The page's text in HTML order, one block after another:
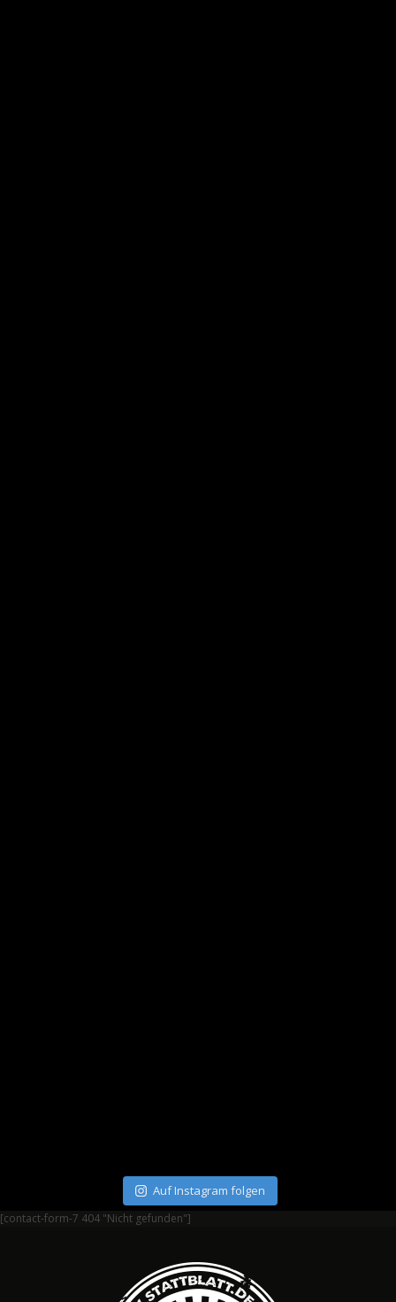
Auf Instagram folgen
[contact-form-7 404 "Nicht gefunden"]